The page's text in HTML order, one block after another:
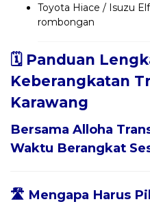
Toyota Hiace / Isuzu
rombongan
🗓️ Panduan
Keberangkatan
Karawang
Bersama Alloha
Waktu Berangkat
🛣️ Mengapa Harus